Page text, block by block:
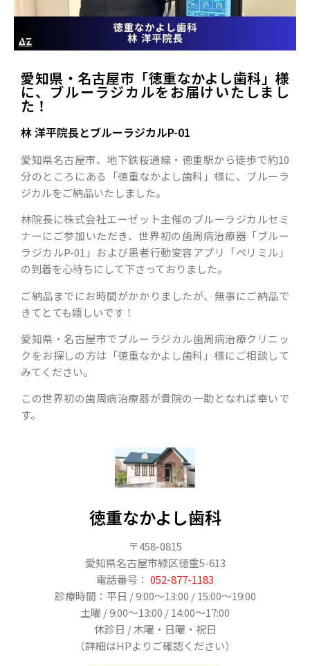
愛知県・名古屋市「徳重なかよし歯科」様
に、ブルーラジカルをお届けいたしまし
た！
林 洋平院長とブルーラジカルP-01
愛知県名古屋市、地下鉄桜通線・徳重駅から徒歩で約10
分のところにある「徳重なかよし歯科」様に、ブルーラ
ジカルをご納品いたしました。
林院長に株式会社エーゼット主催のブルーラジカルセミ
ナーにご参加いただき、世界初の歯周病治療器「ブルー
ラジカルP-01」および患者行動変容アプリ「ペリミル」
の到着を心待ちにして下さっておりました。
ご納品までにお時間がかかりましたが、無事にご納品で
きてとても嬉しいです！
愛知県・名古屋市でブルーラジカル歯周病治療クリニッ
クをお探しの方は「徳重なかよし歯科」様にご相談して
みてください。
この世界初の歯周病治療器が貴院の一助となれば幸いで
す。
徳重なかよし歯科
〒458-0815
愛知県名古屋市緑区徳重5-613
電話番号： 052-877-1183
診療時間：平日 / 9:00〜13:00 / 15:00～19:00
土曜 / 9:00〜13:00 / 14:00～17:00
休診日 / 木曜・日曜・祝日
（詳細はHPよりご確認ください）